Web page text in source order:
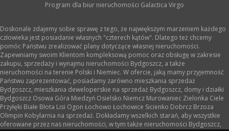
Program dla biur nieruchomości Galactica Virgo
Doskonale zdajemy sobie sprawę z tego, że największym marzeniem każdego
człowieka jest posiadanie własnych "czterech kątów". Dlatego też chcemy
pomóc Państwu zrealizować plany dotyczące własnej nieruchomości.
Zapewniamy swoim Klientom kompleksową pomoc oraz obsługę w zakresie
zakupu, sprzedaży i wynajmu nieruchomości Bydgoszcz, a także
nieruchomości na terenie Polski i Niemiec. W ofercie, jaką mamy przyjemność
Państwu zaprezentować, posiadamy zarówno mieszkania sprzedaż
Bydgoszcz, mieszkania deweloperskie na sprzedaż Bydgoszcz, domy i działki
Bydgoszcz Osowa Góra Miedzyń Osielsko Niemcz Murowaniec Zielonka Ciele
Przyłęki Białe Błota Lisi Ogon Łochowo Łochowice Sicienko Dobrcz Brzoza
Olimpin Kobylarnia na sprzedaż. Dokładamy wszelkich starań, aby wszystkie
oferowane przez nas nieruchomości, w tym także nieruchomości Bydgoszcz,